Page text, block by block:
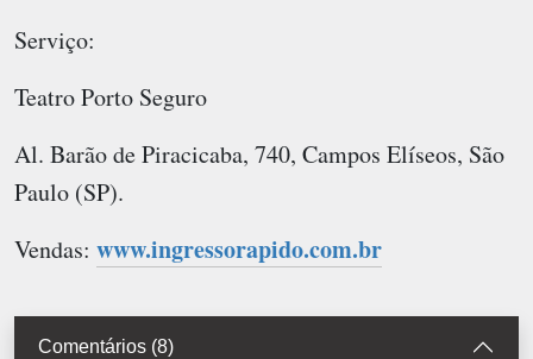
Serviço:
Teatro Porto Seguro
Al. Barão de Piracicaba, 740, Campos Elíseos, São
Paulo (SP).
Vendas: www.ingressorapido.com.br
Comentários (8)